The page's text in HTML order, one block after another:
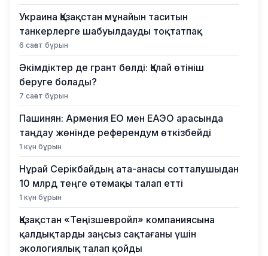
Украина Қазақстан мұнайын таситын
танкерлерге шабуылдауды тоқтатпақ
6 сағат бұрын
Әкімдіктер де грант бөлді: Қалай өтініш
беруге болады?
7 сағат бұрын
Пашинян: Армения ЕО мен ЕАЭО арасында
таңдау жөнінде референдум өткізбейді
1 күн бұрын
Нұрай Серікбайдың ата-анасы сотталушыдан
10 млрд теңге өтемақы талап етті
1 күн бұрын
Қазақстан «Теңізшевройл» компаниясына
қалдықтарды заңсыз сақтағаны үшін
экологиялық талап қойды